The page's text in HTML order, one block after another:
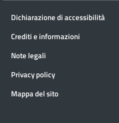
Dichiarazione di accessibilità
Crediti e informazioni
Note legali
Privacy policy
Mappa del sito